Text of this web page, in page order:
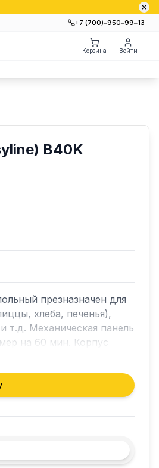
+7 (700)‒950‒99‒13
Корзина Войти
B40K
презназначен для
хлеба, печенья),
т.д. Механическая панель
на 60 мин. Корпус
и лопатка - из